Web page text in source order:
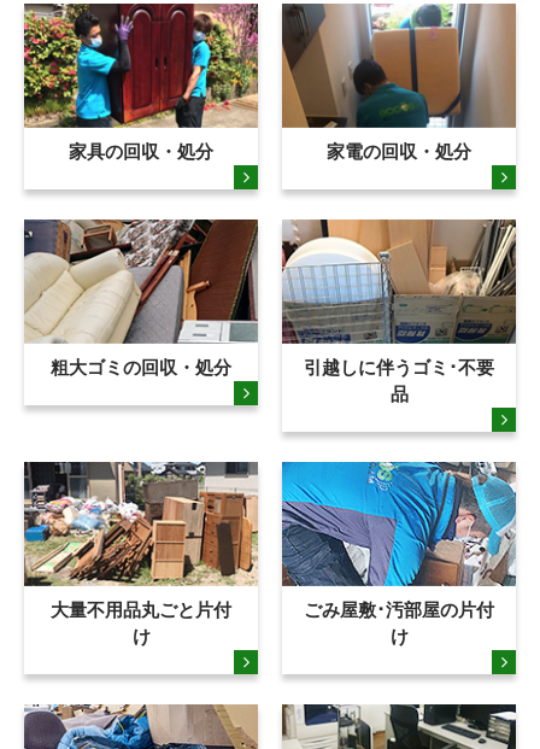
家具の回収・処分 家電の回収・処分
粗大ゴミの回収・処分
引越しに伴うゴミ･不要
品
大量不用品丸ごと片付
け
ごみ屋敷･汚部屋の片付
け